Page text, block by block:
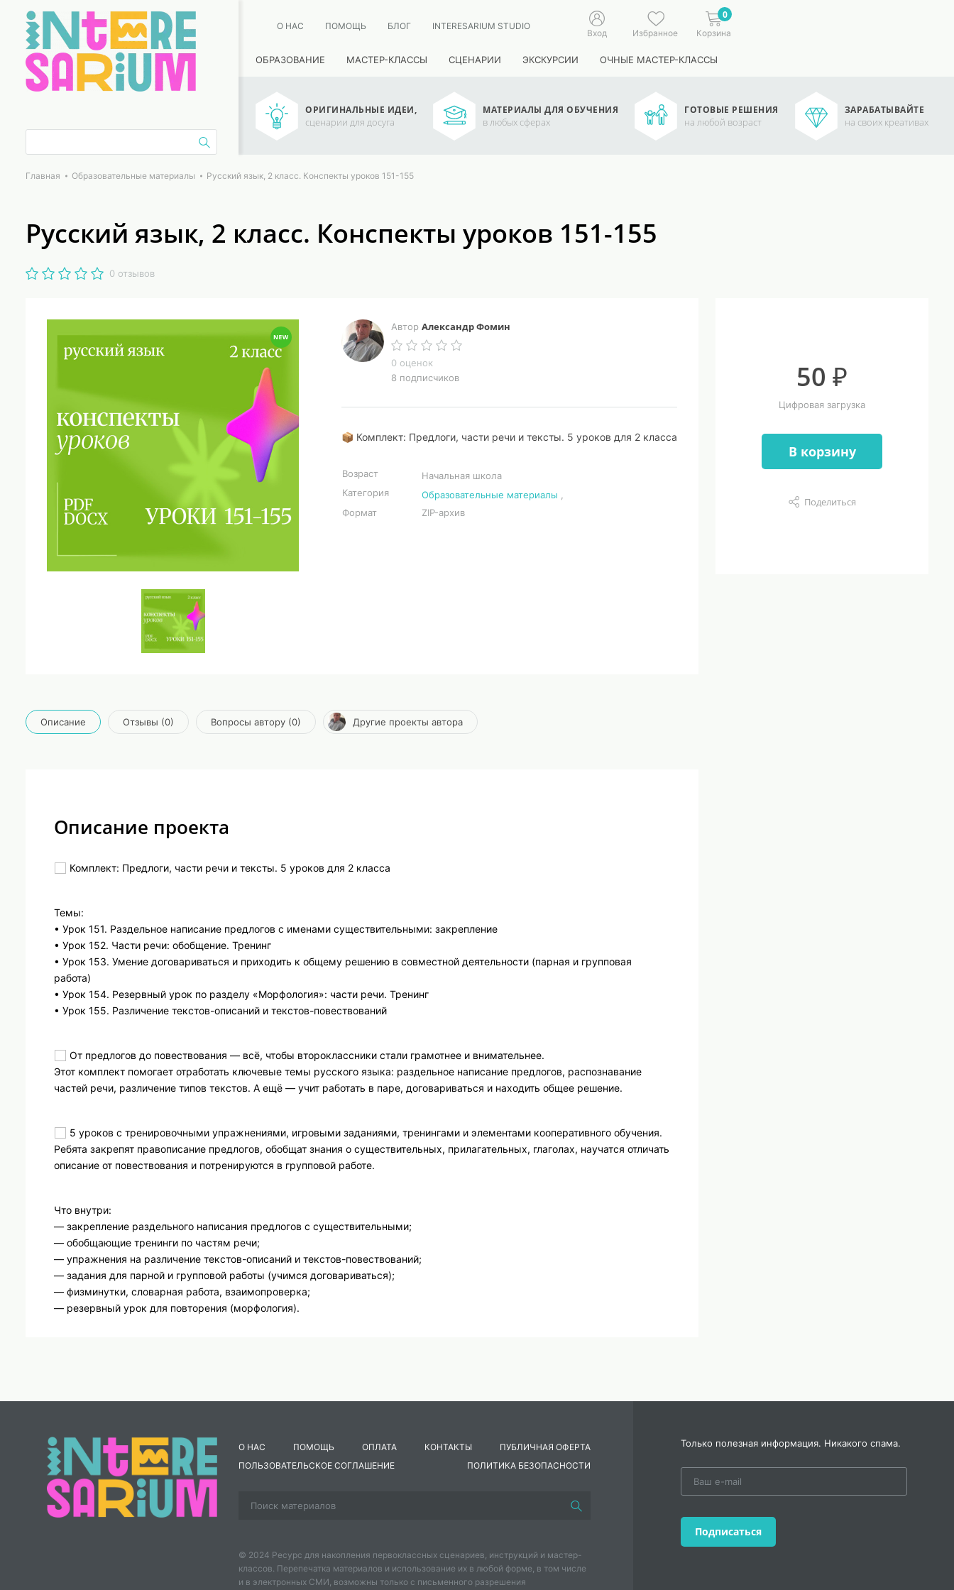
О НАС ПОМОЩЬ БЛОГ INTERESARIUM STUDIO
Вход Избранное
0
Корзина
ОБРАЗОВАНИЕ МАСТЕР-КЛАССЫ СЦЕНАРИИ ЭКСКУРСИИ ОЧНЫЕ МАСТЕР-КЛАССЫ
ОРИГИНАЛЬНЫЕ ИДЕИ,
сценарии для досуга
МАТЕРИАЛЫ ДЛЯ ОБУЧЕНИЯ
в любых сферах
ГОТОВЫЕ РЕШЕНИЯ
на любой возраст
ЗАРАБАТЫВАЙТЕ
на своих креативах
Главная Образовательные материалы Русский язык, 2 класс. Конспекты уроков 151-155
Русский язык, 2 класс. Конспекты уроков 151-155
0 отзывов
Автор Александр Фомин
0 оценок
8 подписчиков
📦 Комплект: Предлоги, части речи и тексты. 5 уроков для 2 класса
Возраст
Начальная школа
Категория
Образовательные материалы
Формат
ZIP-архив
50 ₽
Цифровая загрузка
В корзину
Поделиться
Описание Отзывы (0) Вопросы автору (0) Другие проекты автора
Описание проекта
Комплект: Предлоги, части речи и тексты. 5 уроков для 2 класса
Темы:
• Урок 151. Раздельное написание предлогов с именами существительными: закрепление
• Урок 152. Части речи: обобщение. Тренинг
• Урок 153. Умение договариваться и приходить к общему решению в совместной деятельности (парная и групповая
работа)
• Урок 154. Резервный урок по разделу «Морфология»: части речи. Тренинг
• Урок 155. Различение текстов-описаний и текстов-повествований
От предлогов до повествования — всё, чтобы второклассники стали грамотнее и внимательнее.
Этот комплект помогает отработать ключевые темы русского языка: раздельное написание предлогов, распознавание
частей речи, различение типов текстов. А ещё — учит работать в паре, договариваться и находить общее решение.
5 уроков с тренировочными упражнениями, игровыми заданиями, тренингами и элементами кооперативного обучения.
Ребята закрепят правописание предлогов, обобщат знания о существительных, прилагательных, глаголах, научатся отличать
описание от повествования и потренируются в групповой работе.
Что внутри:
— закрепление раздельного написания предлогов с существительными;
— обобщающие тренинги по частям речи;
— упражнения на различение текстов-описаний и текстов-повествований;
— задания для парной и групповой работы (учимся договариваться);
— физминутки, словарная работа, взаимопроверка;
— резервный урок для повторения (морфология).
О НАС ПОМОЩЬ ОПЛАТА КОНТАКТЫ
ПУБЛИЧНАЯ ОФЕРТА
ПОЛЬЗОВАТЕЛЬСКОЕ СОГЛАШЕНИЕ
ПОЛИТИКА БЕЗОПАСНОСТИ
© 2024 Ресурс для накопления первоклассных сценариев, инструкций и мастер-
классов. Перепечатка материалов и использование их в любой форме, в том числе
и в электронных СМИ, возможны только с письменного разрешения
Только полезная информация. Никакого спама.
Подписаться